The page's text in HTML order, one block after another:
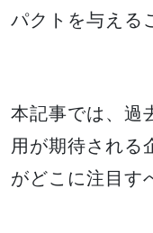
パクトを与える
本記事では、過
用が期待される
がどこに注目す